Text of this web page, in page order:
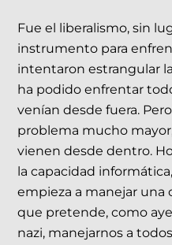
Fue el liberalismo, sin
instrumento para
intentaron estrangular
ha podido enfrentar
venían desde fuera.
problema mucho
vienen desde dentro.
la capacidad
empieza a manejar
que pretende, como
nazi, manejarnos a